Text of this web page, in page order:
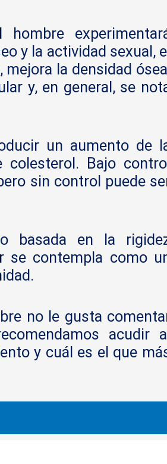
y la actividad sexual,
la densidad
y, en general, se
un aumento de
Bajo
sin control puede
basada en la
se contempla como
no le gusta
acudir
y cuál es el que